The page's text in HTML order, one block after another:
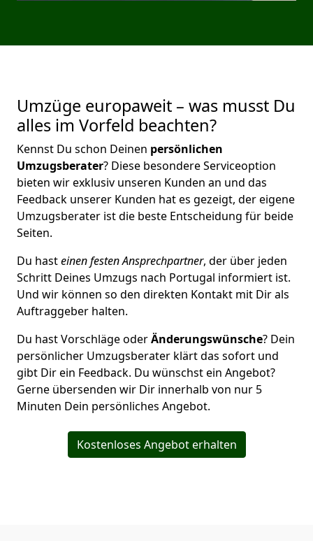
Umzüge europaweit – was musst Du
alles im Vorfeld beachten?
Kennst Du schon Deinen persönlichen
Umzugsberater? Diese besondere Serviceoption
bieten wir exklusiv unseren Kunden an und das
Feedback unserer Kunden hat es gezeigt, der eigene
Umzugsberater ist die beste Entscheidung für beide
Seiten.
Du hasteinen festen Ansprechpartner, der über jeden
Schritt Deines Umzugs nach Portugal informiert ist.
Und wir können so den direkten Kontakt mit Dir als
Auftraggeber halten.
Du hast Vorschläge oderÄnderungswünsche? Dein
persönlicher Umzugsberater klärt das sofort und
gibt Dir ein Feedback. Du wünschst ein Angebot?
Gerne übersenden wir Dir innerhalb von nur 5
Minuten Dein persönliches Angebot.
Kostenloses Angebot erhalten